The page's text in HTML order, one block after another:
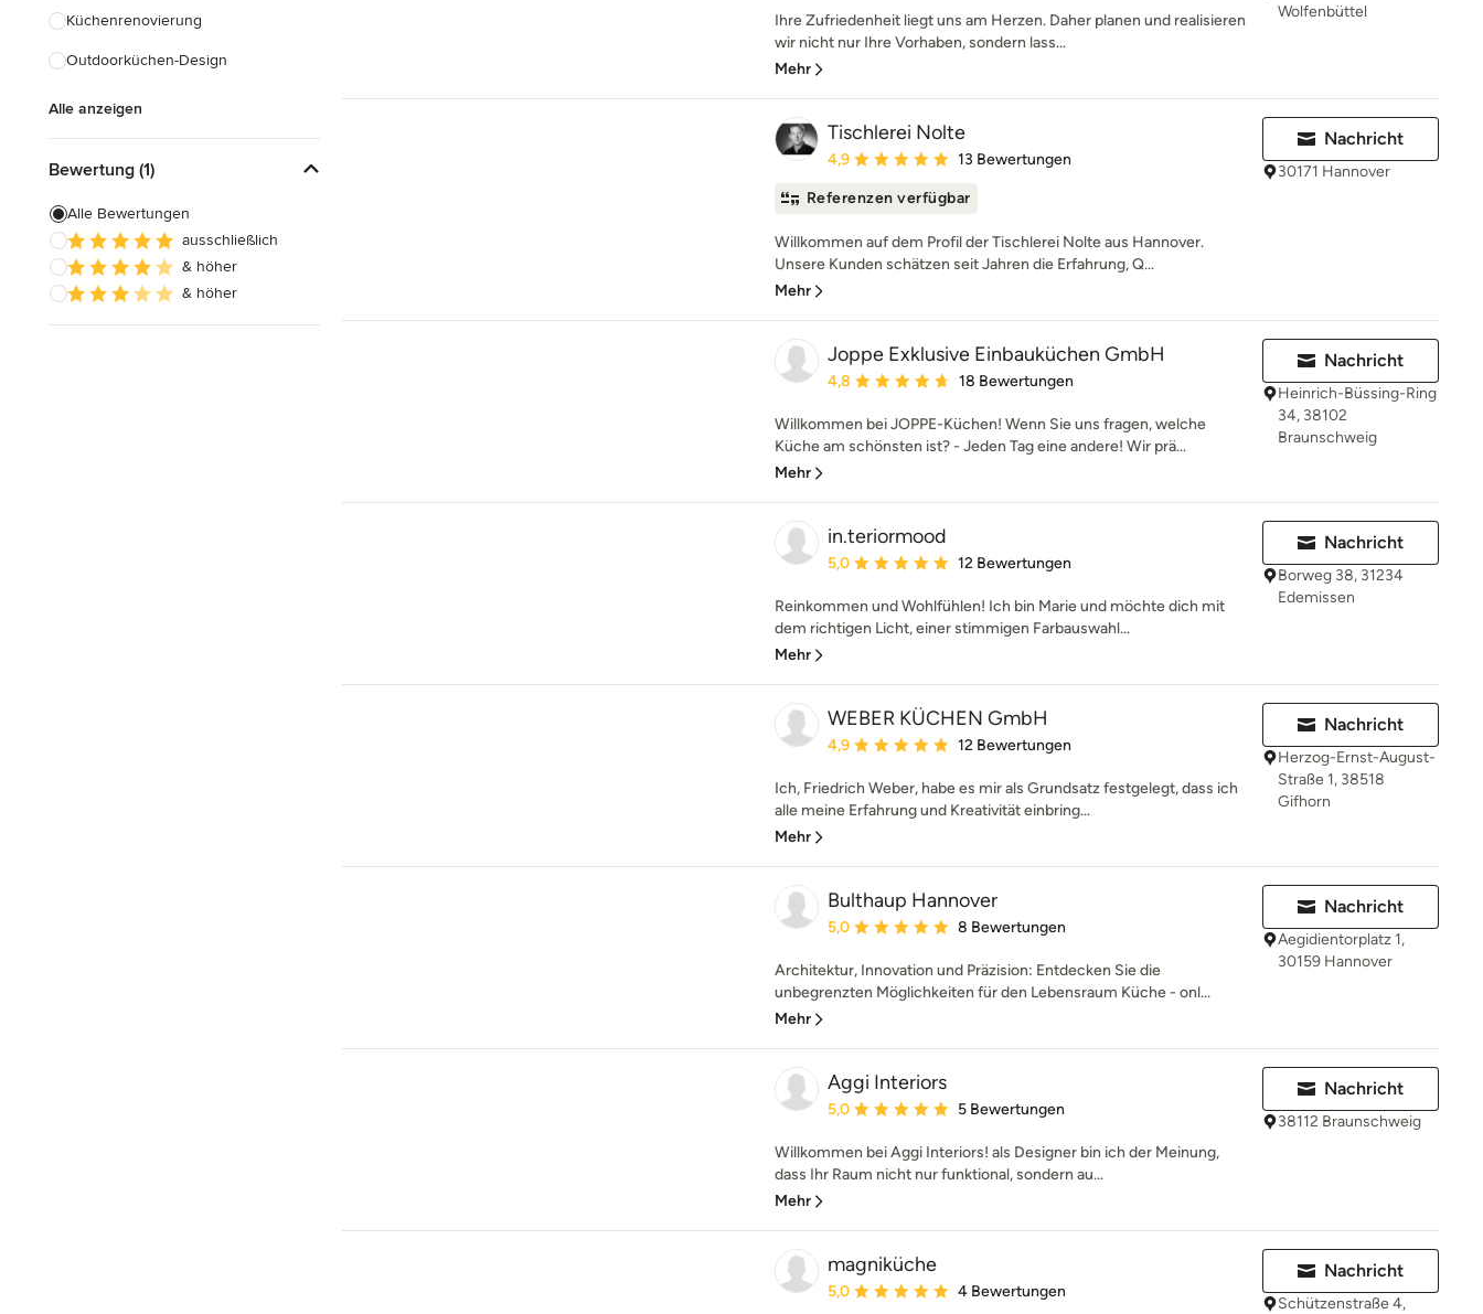
Küchenrenovierung
Outdoorküchen-Design
Alle anzeigen
Bewertung (1)
Alle Bewertungen
ausschließlich
& höher
& höher
Ihre Zufriedenheit liegt uns am Herzen. Daher planen und realisieren
wir nicht nur Ihre Vorhaben, sondern lass...
Mehr
Wolfenbüttel
Tischlerei Nolte
Durchschnittliche Bewertung: 4.9 von 5 Sternen
4,9 13 Bewertungen
Referenzen verfügbar
Willkommen auf dem Profil der Tischlerei Nolte aus Hannover.
Unsere Kunden schätzen seit Jahren die Erfahrung, Q...
Mehr
Nachricht
30171 Hannover
Joppe Exklusive Einbauküchen GmbH
Durchschnittliche Bewertung: 4.8 von 5 Sternen
4,8 18 Bewertungen
Willkommen bei JOPPE-Küchen! Wenn Sie uns fragen, welche
Küche am schönsten ist? - Jeden Tag eine andere! Wir prä...
Mehr
Nachricht
Heinrich-Büssing-Ring
34, 38102
Braunschweig
in.teriormood
Durchschnittliche Bewertung: 5 von 5 Sternen
5,0 12 Bewertungen
Reinkommen und Wohlfühlen! Ich bin Marie und möchte dich mit
dem richtigen Licht, einer stimmigen Farbauswahl...
Mehr
Nachricht
Borweg 38, 31234
Edemissen
WEBER KÜCHEN GmbH
Durchschnittliche Bewertung: 4.9 von 5 Sternen
4,9 12 Bewertungen
Ich, Friedrich Weber, habe es mir als Grundsatz festgelegt, dass ich
alle meine Erfahrung und Kreativität einbring...
Mehr
Nachricht
Herzog-Ernst-August-
Straße 1, 38518
Gifhorn
Bulthaup Hannover
Durchschnittliche Bewertung: 5 von 5 Sternen
5,0 8 Bewertungen
Architektur, Innovation und Präzision: Entdecken Sie die
unbegrenzten Möglichkeiten für den Lebensraum Küche - onl...
Mehr
Nachricht
Aegidientorplatz 1,
30159 Hannover
Aggi Interiors
Durchschnittliche Bewertung: 5 von 5 Sternen
5,0 5 Bewertungen
Willkommen bei Aggi Interiors! als Designer bin ich der Meinung,
dass Ihr Raum nicht nur funktional, sondern au...
Mehr
Nachricht
38112 Braunschweig
magniküche
Durchschnittliche Bewertung: 5 von 5 Sternen
5,0 4 Bewertungen
Nachricht
Schützenstraße 4,